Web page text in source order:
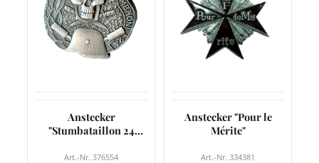
Anstecker
"Stumbataillon 24
Art.-Nr. 376554
Anstecker "Pour le
Mérite"
Art.-Nr. 334381